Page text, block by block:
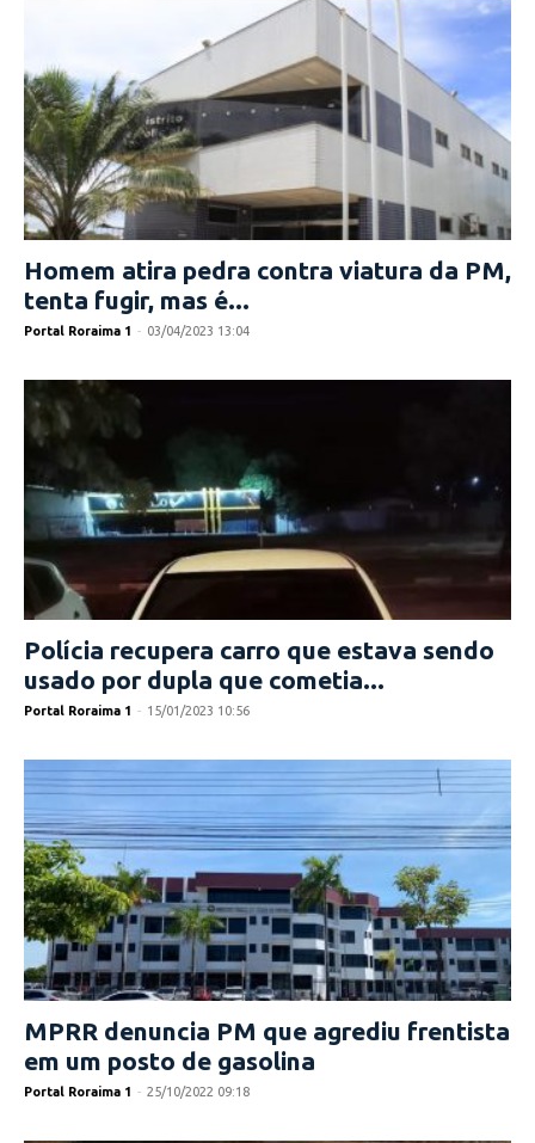
Homem atira pedra contra viatura da PM,
tenta fugir, mas é...
Portal Roraima 1 - 03/04/2023 13:04
Polícia recupera carro que estava sendo
usado por dupla que cometia...
Portal Roraima 1 - 15/01/2023 10:56
MPRR denuncia PM que agrediu frentista
em um posto de gasolina
Portal Roraima 1 - 25/10/2022 09:18